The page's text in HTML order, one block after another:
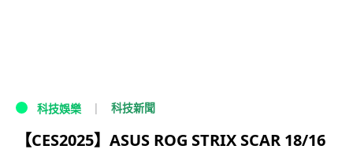
科技娛樂 科技新聞
【CES2025】ASUS ROG STRIX SCAR 18/16